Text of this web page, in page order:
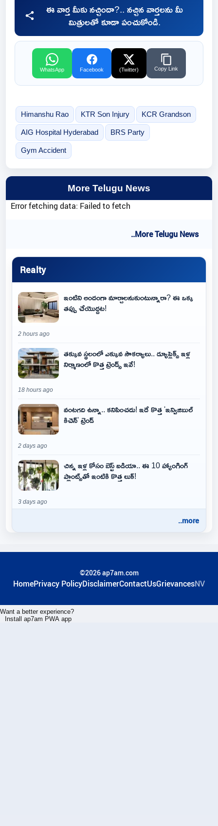
ఈ వార్త మీకు నచ్చిందా?.. నచ్చిన వార్తలను మీ
మిత్రులతో కూడా పంచుకోండి.
WhatsApp Facebook (Twitter) Copy Link
Himanshu Rao KTR Son Injury KCR Grandson
AIG Hospital Hyderabad BRS Party
Gym Accident
More Telugu News
Error fetching data: Failed to fetch
..More Telugu News
Realty
ఇంటిని అందంగా మార్చాలనుకుంటున్నారా? ఈ ఒక్క
తప్పు చేయొద్దట!
2 hours ago
తక్కువ స్థలంలో ఎక్కువ సౌకర్యాలు.. డ్యూప్లెక్స్ ఇళ్ల
నిర్మాణంలో కొత్త ట్రెండ్స్ ఇవే!
18 hours ago
వంటగది ఉన్నా.. కనిపించదు! ఇదే కొత్త 'ఇన్విజిబుల్
కిచెన్' ట్రెండ్
2 days ago
చిన్న ఇళ్ల కోసం బెస్ట్ ఐడియా.. ఈ 10 హ్యాంగింగ్
ప్లాంట్స్‌తో ఇంటికి కొత్త లుక్!
3 days ago
..more
©2026 ap7am.com
HomePrivacy PolicyDisclaimerContactUsGrievancesNV
Want a better experience?
Install ap7am PWA app